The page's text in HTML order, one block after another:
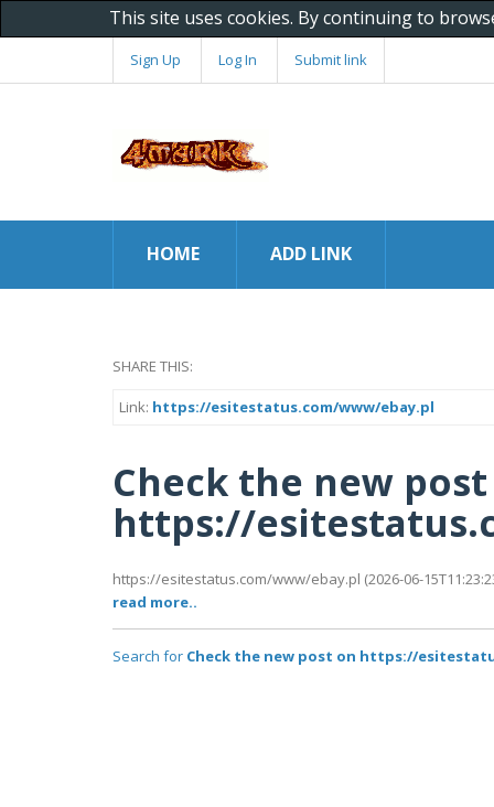
This site uses cookies. By continuing to
Sign Up Log In Submit link
HOME ADD LINK
SHARE THIS:
Link: https://esitestatus.com/www/ebay.pl
Check the new
https://
https://esitestatus.com/www/ebay.pl (2026-06-
read more..
Search for Check the new post on https://